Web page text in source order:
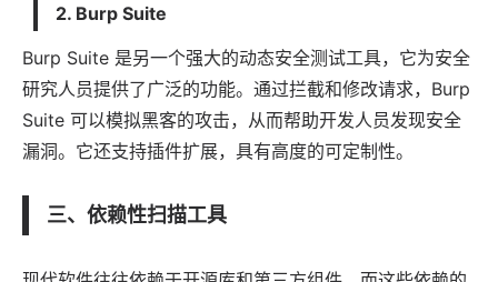
2. Burp Suite
Burp Suite 是另一个强大的动态安全测试工具，它为安全
研究人员提供了广泛的功能。通过拦截和修改请求，Burp
Suite 可以模拟黑客的攻击，从而帮助开发人员发现安全
漏洞。它还支持插件扩展，具有高度的可定制性。
三、依赖性扫描工具